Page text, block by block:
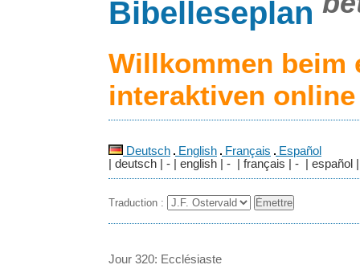
Bibelleseplan
Willkommen beim
interaktiven
Deutsch English Français
Español
| deutsch | - | english | - | français | - | español |
Traduction :
Jour 320: Ecclésiaste